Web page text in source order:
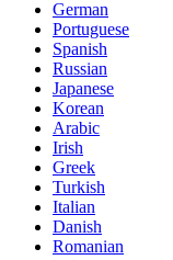
German
Portuguese
Spanish
Russian
Japanese
Korean
Arabic
Irish
Greek
Turkish
Italian
Danish
Romanian